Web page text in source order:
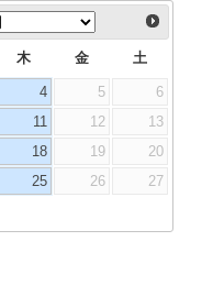
木 金 土
4 5
6
11 12
13
18 19
20
25 26
27